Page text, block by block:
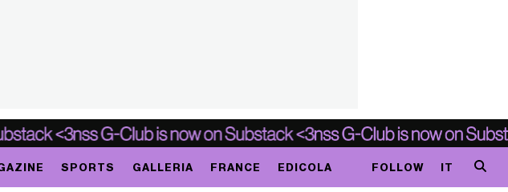
SPORTS GALLERIA FRANCE EDICOLA FOLLOW IT